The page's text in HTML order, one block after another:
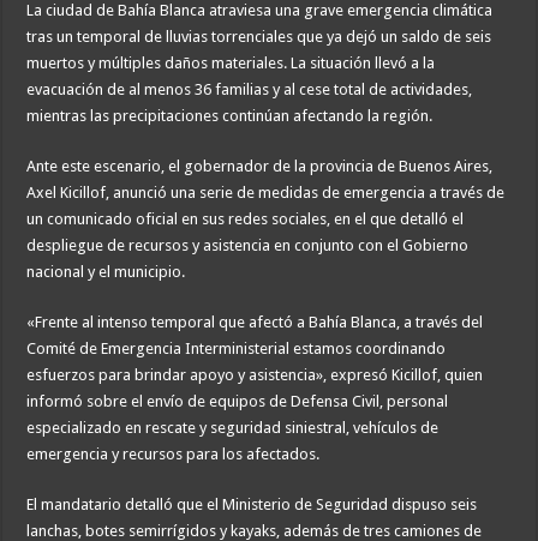
La ciudad de Bahía Blanca atraviesa una grave emergencia climática
tras un temporal de lluvias torrenciales que ya dejó un saldo de seis
muertos y múltiples daños materiales. La situación llevó a la
evacuación de al menos 36 familias y al cese total de actividades,
mientras las precipitaciones continúan afectando la región.
Ante este escenario, el gobernador de la provincia de Buenos Aires,
Axel Kicillof, anunció una serie de medidas de emergencia a través de
un comunicado oficial en sus redes sociales, en el que detalló el
despliegue de recursos y asistencia en conjunto con el Gobierno
nacional y el municipio.
«Frente al intenso temporal que afectó a Bahía Blanca, a través del
Comité de Emergencia Interministerial estamos coordinando
esfuerzos para brindar apoyo y asistencia», expresó Kicillof, quien
informó sobre el envío de equipos de Defensa Civil, personal
especializado en rescate y seguridad siniestral, vehículos de
emergencia y recursos para los afectados.
El mandatario detalló que el Ministerio de Seguridad dispuso seis
lanchas, botes semirrígidos y kayaks, además de tres camiones de